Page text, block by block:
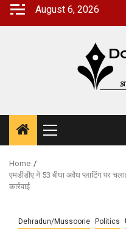
Skip
August 6, 2026
Primary
Menu
Home
एमडीडीए ने 53 बीघा अवैध प्लाटिंग पर
कार्रवाई
Dehradun/Mussoorie Politics